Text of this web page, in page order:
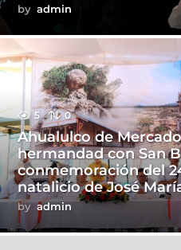
by admin
5 0
Ahualulco de
hermandad con San
conmemoración del
natalicio de José
by admin